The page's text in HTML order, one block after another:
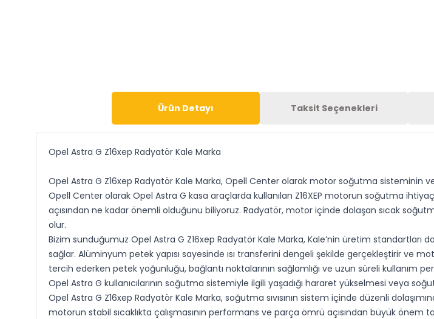
Ürün Detayı Taksit Seçenekleri
Opel Astra G Z16xep Radyatör Kale Marka
Opel Astra G Z16xep Radyatör Kale Marka, Opell Center olarak motor soğutma sisteminin
Opell Center olarak Opel Astra G kasa araçlarda kullanılan Z16XEP motorun soğutma
açısından ne kadar önemli olduğunu biliyoruz. Radyatör, motor içinde dolaşan sıcak soğutma
olur.
Bizim sunduğumuz Opel Astra G Z16xep Radyatör Kale Marka, Kale’nin üretim standartları
sağlar. Alüminyum petek yapısı sayesinde ısı transferini dengeli şekilde gerçekleştirir ve
tercih ederken petek yoğunluğu, bağlantı noktalarının sağlamlığı ve uzun süreli kullanım
Opel Astra G kullanıcılarının soğutma sistemiyle ilgili yaşadığı hararet yükselmesi veya
Opel Astra G Z16xep Radyatör Kale Marka, soğutma sıvısının sistem içinde düzenli
motorun stabil sıcaklıkta çalışmasının performans ve parça ömrü açısından büyük önem